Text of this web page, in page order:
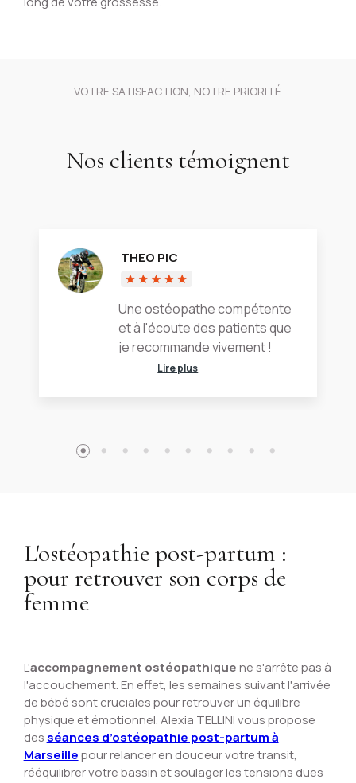
VOTRE SATISFACTION, NOTRE PRIORITÉ
Nos clients témoignent
THEO PIC
Une ostéopathe compétente
et à l'écoute des patients que
je recommande vivement !
Lire plus
L'ostéopathie post-partum :
pour retrouver son corps de
femme
L'accompagnement ostéopathiquene s'arrête pas à
l'accouchement. En effet, les semaines suivant l'arrivée
de bébé sont cruciales pour retrouver un équilibre
physique et émotionnel. Alexia TELLINI vous propose
des séances d’ostéopathie post-partum à
Marseillepour relancer en douceur votre transit,
rééquilibrer votre bassin et soulager les tensions dues